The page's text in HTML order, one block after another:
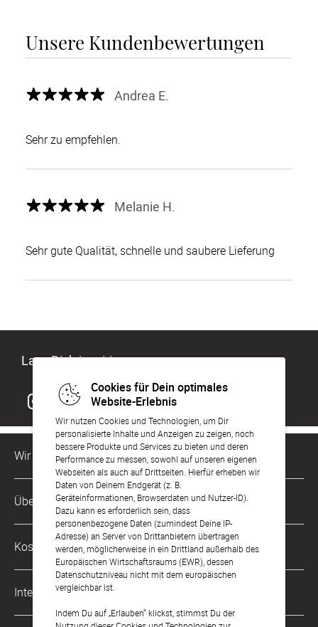
Cookies für Dein optimales
Website-Erlebnis
Wir nutzen Cookies und Technologien, um Dir
personalisierte Inhalte und Anzeigen zu zeigen, noch
bessere Produkte und Services zu bieten und deren
Performance zu messen, sowohl auf unseren eigenen
Webseiten als auch auf Drittseiten. Hierfür erheben wir
Daten von Deinem Endgerät (z. B.
Geräteinformationen, Browserdaten und Nutzer-ID).
Dazu kann es erforderlich sein, dass
personenbezogene Daten (zumindest Deine IP-
Adresse) an Server von Drittanbietern übertragen
werden, möglicherweise in ein Drittland außerhalb des
Europäischen Wirtschaftsraums (EWR), dessen
Datenschutzniveau nicht mit dem europäischen
vergleichbar ist.
Indem Du auf „Erlauben“ klickst, stimmst Du der
Unsere Kundenbewertungen
Andrea E.
Sehr zu empfehlen.
Melanie H.
Sehr gute Qualität, schnelle und saubere Lieferung
Lass Dich inspirieren
Wir sind für Dich da
Kundenservice-Hotline
0221 956 725 10
Mo. - Fr. von 9 bis 17 Uhr
kontakt@sendmoments.de
Über Uns
Philosophie
Karriere
Impressum
AGB & Widerrufsrecht
Kostenlose Services
Musterkarten
Digitale Fotoalben
International